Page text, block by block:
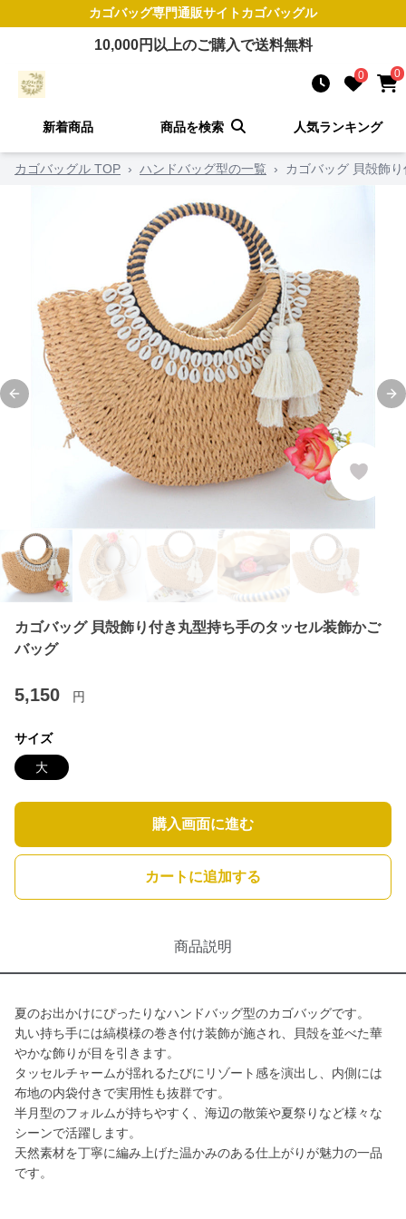
カゴバッグ専門通販サイトカゴバッグル
10,000円以上のご購入で送料無料
0 0
新着商品 商品を検索 人気ランキング
カゴバッグル TOP › ハンドバッグ型の一覧 › カゴバッグ 貝殻飾
Previous slide
カゴバッグ 貝殻飾り付き丸型持ち手のタッセル装飾かご
バッグ
5,150 円
サイズ
大
購入画面に進む
カートに追加する
商品説明
夏のお出かけにぴったりなハンドバッグ型のカゴバッグです。
丸い持ち手には縞模様の巻き付け装飾が施され、貝殻を並べた華
やかな飾りが目を引きます。
タッセルチャームが揺れるたびにリゾート感を演出し、内側には
布地の内袋付きで実用性も抜群です。
半月型のフォルムが持ちやすく、海辺の散策や夏祭りなど様々な
シーンで活躍します。
天然素材を丁寧に編み上げた温かみのある仕上がりが魅力の一品
です。